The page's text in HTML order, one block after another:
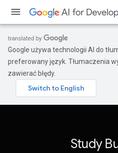
Google używa technologii AI do
preferowany język. Tłumaczenia
zawierać błędy.
Study